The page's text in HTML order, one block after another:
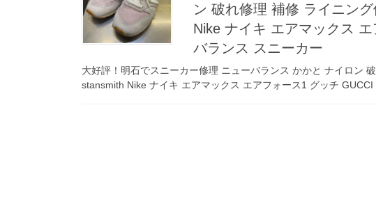
ン 破れ修理 補修 ライニン
Nike ナイキ エアマックス
バランス スニーカー
大好評！明石でスニーカー修理 ニューバランス かかと ナイロン
stansmith Nike ナイキ エアマックス エアフォース1 グッチ